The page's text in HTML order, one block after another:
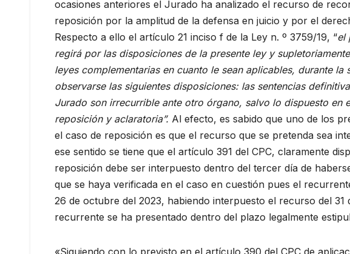
ocasiones anteriores el Jurado ha analizado el recurso de
reposición por la amplitud de la defensa en juicio y por el
Respecto a ello el artículo 21 inciso f de la Ley n. º 3759/19, “el
regirá por las disposiciones de la presente ley y
leyes complementarias en cuanto le sean aplicables, durante
observarse las siguientes disposiciones: las sentencias
Jurado son irrecurrible ante otro órgano, salvo lo dispuesto en
reposición y aclaratoria”. Al efecto, es sabido que uno de los
el caso de reposición es que el recurso que se pretenda sea
ese sentido se tiene que el artículo 391 del CPC, claramente
reposición debe ser interpuesto dentro del tercer día de
que se haya verificada en el caso en cuestión pues el
26 de octubre del 2023, habiendo interpuesto el recurso del
recurrente se ha presentado dentro del plazo legalmente